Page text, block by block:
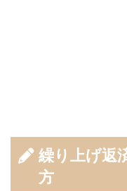
繰り上げ返
方